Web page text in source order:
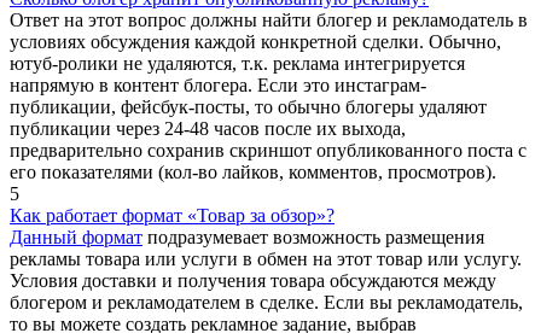
Ответ на этот вопрос должны найти блогер и рекламодатель в
условиях обсуждения каждой конкретной сделки. Обычно,
ютуб-ролики не удаляются, т.к. реклама интегрируется
напрямую в контент блогера. Если это инстаграм-
публикации, фейсбук-посты, то обычно блогеры удаляют
публикации через 24-48 часов после их выхода,
предварительно сохранив скриншот опубликованного поста с
его показателями (кол-во лайков, комментов, просмотров).
5
Как работает формат «Товар за обзор»?
Данный формат подразумевает возможность размещения
рекламы товара или услуги в обмен на этот товар или услугу.
Условия доставки и получения товара обсуждаются между
блогером и рекламодателем в сделке. Если вы рекламодатель,
то вы можете создать рекламное задание, выбрав